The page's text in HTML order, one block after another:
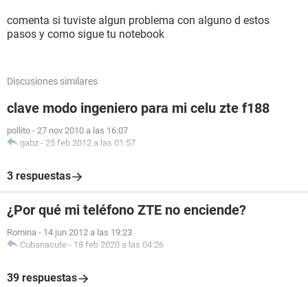
comenta si tuviste algun problema con alguno d estos
pasos y como sigue tu notebook
Discusiones similares
clave modo ingeniero para mi celu zte f188
pollito - 27 nov 2010 a las 16:07
gabz - 25 feb 2012 a las 01:57
3 respuestas
¿Por qué mi teléfono ZTE no enciende?
Romina - 14 jun 2012 a las 19:23
Cubanacute - 18 feb 2020 a las 04:26
39 respuestas